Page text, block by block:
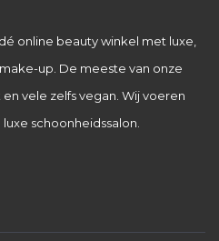
online beauty winkel met luxe,
up. De meeste van onze
vele zelfs vegan. Wij voeren
schoonheidssalon.